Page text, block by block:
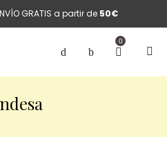
GRATIS a partir de 50€
0